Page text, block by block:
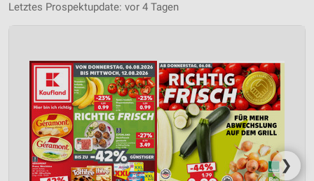
Letztes Prospektupdate: vor 4 Tagen
❯